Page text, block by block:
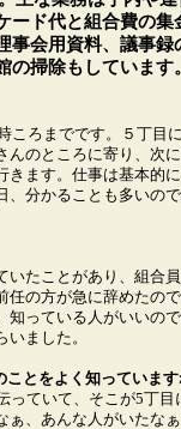
ド代と組合費の集
事会用資料、議事録
の掃除もしています。
ころまでです。５丁目
んのところに寄り、次
きます。仕事は基本的
、分かることも多いの
いたことがあり、組合
任の方が急に辞めたの
知っている人がいいの
ました。
とをよく知っています
っていて、そこが5丁目
ぁ、あんな人がいたな